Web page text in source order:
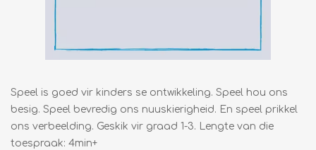
Speel is goed vir kinders se ontwikkeling. Speel hou ons
besig. Speel bevredig ons nuuskierigheid. En speel prikkel
ons verbeelding. Geskik vir graad 1-3. Lengte van die
toespraak: 4min+